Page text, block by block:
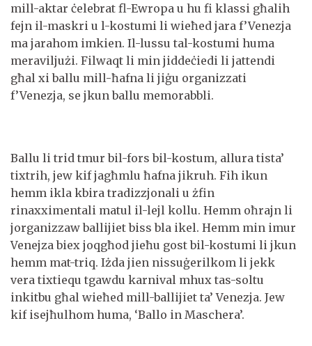
mill-aktar ċelebrat fl-Ewropa u hu fi klassi għalih
fejn il-maskri u l-kostumi li wieħed jara f’Venezja
ma jarahom imkien. Il-lussu tal-kostumi huma
meraviljużi. Filwaqt li min jiddeċiedi li jattendi
għal xi ballu mill-ħafna li jiġu organizzati
f’Venezja, se jkun ballu memorabbli.
Ballu li trid tmur bil-fors bil-kostum, allura tista’
tixtrih, jew kif jagħmlu ħafna jikruh. Fih ikun
hemm ikla kbira tradizzjonali u żfin
rinaxximentali matul il-lejl kollu. Hemm oħrajn li
jorganizzaw ballijiet biss bla ikel. Hemm min imur
Venejza biex joqgħod jieħu gost bil-kostumi li jkun
hemm mat-triq. Iżda jien nissuġerilkom li jekk
vera tixtiequ tgawdu karnival mhux tas-soltu
inkitbu għal wieħed mill-ballijiet ta’ Venezja. Jew
kif isejħulhom huma, ‘Ballo in Maschera’.